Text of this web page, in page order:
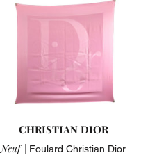
CHRISTIAN DIOR
Neuf | Foulard Christian Dior